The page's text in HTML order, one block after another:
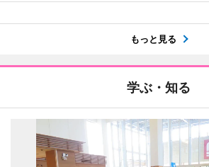
もっと見る
学ぶ・知る